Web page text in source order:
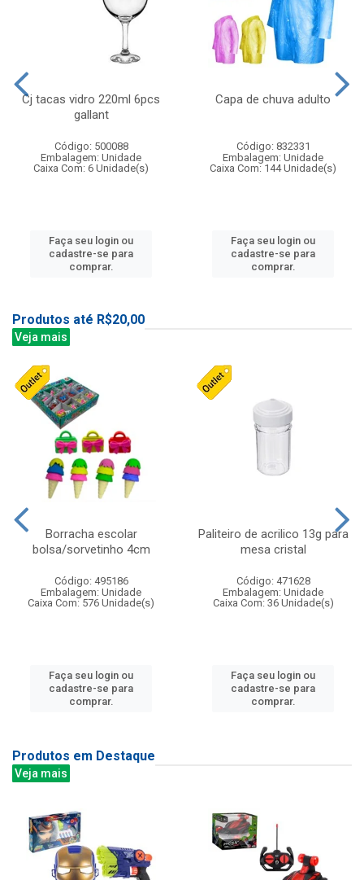
Cj tacas vidro 220ml 6pcs
gallant
Código: 500088
Embalagem: Unidade
Caixa Com: 6 Unidade(s)
Faça seu login ou
cadastre-se para
comprar.
Capa de chuva adulto
Código: 832331
Embalagem: Unidade
Caixa Com: 144 Unidade(s)
Faça seu login ou
cadastre-se para
comprar.
Produtos até R$20,00
Veja mais
Borracha escolar
bolsa/sorvetinho 4cm
Código: 495186
Embalagem: Unidade
Caixa Com: 576 Unidade(s)
Faça seu login ou
cadastre-se para
comprar.
Paliteiro de acrilico 13g para
mesa cristal
Código: 471628
Embalagem: Unidade
Caixa Com: 36 Unidade(s)
Faça seu login ou
cadastre-se para
comprar.
Produtos em Destaque
Veja mais